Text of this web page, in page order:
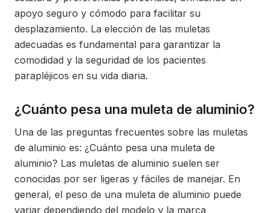
apoyo seguro y cómodo para facilitar su
desplazamiento. La elección de las muletas
adecuadas es fundamental para garantizar la
comodidad y la seguridad de los pacientes
parapléjicos en su vida diaria.
¿Cuánto pesa una muleta de aluminio?
Una de las preguntas frecuentes sobre las muletas
de aluminio es: ¿Cuánto pesa una muleta de
aluminio? Las muletas de aluminio suelen ser
conocidas por ser ligeras y fáciles de manejar. En
general, el peso de una muleta de aluminio puede
variar dependiendo del modelo y la marca